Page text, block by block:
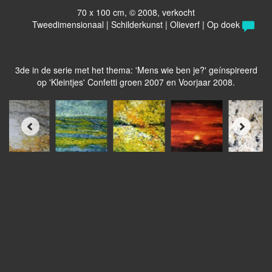
70 x 100 cm, © 2008, verkocht
Tweedimensionaal | Schilderkunst | Olieverf | Op doek
3de in de serie met het thema: 'Mens wie ben je?' geínspireerd
op 'Kleintjes' Confetti groen 2007 en Voorjaar 2008.